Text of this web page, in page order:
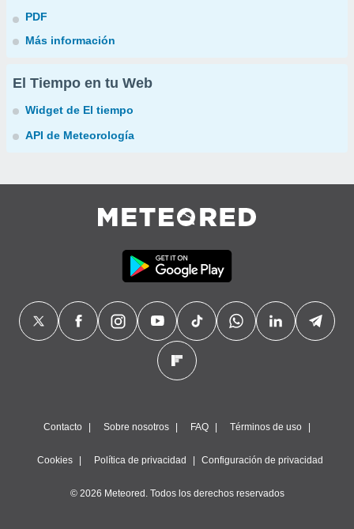
PDF
Más información
El Tiempo en tu Web
Widget de El tiempo
API de Meteorología
Contacto Sobre nosotros FAQ Términos de uso
Cookies Política de privacidad Configuración de privacidad
© 2026 Meteored. Todos los derechos reservados